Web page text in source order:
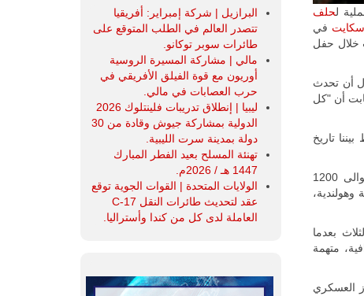
حلف
في
خلال حفل
أن تحدث
أن "كل
تاريخ
والعسكريون الألمان مكلفون بقيادة كتيبة متعددة الجنسيات تابعة للحلف وتضم حوالى 1200
بعدما
متهمة
العسكري
البرازيل | شركة إمبراير: أفريقيا
تتصدر العالم في الطلب المتوقع على
طائرات سوبر توكانو.
مالي | مشاركة المسيرة الروسية
أوريون مع قوة الفيلق الأفريقي في
حرب العصابات في مالي.
ليبيا | إنطلاق تدريبات فلينتلوك 2026
الدولية بمشاركة جيوش وقادة من 30
دولة بمدينة سرت الليبية.
تهنئة المسلح بعيد الفطر المبارك
1447 هـ / 2026م.
الولايات المتحدة | القوات الجوية توقع
عقد لتحديث طائرات النقل C-17
العاملة لدى كل من كندا وأستراليا.